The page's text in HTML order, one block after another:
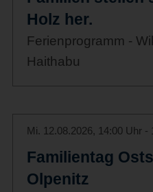
Holz her.
Ferienprogramm -
Haithabu
Mi. 12.08.2026, 14:00 Uhr -
Familientag
Olpenitz